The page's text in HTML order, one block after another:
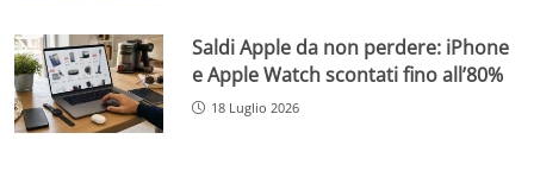
Saldi Apple da non perdere: iPhone
e Apple Watch scontati fino all’80%
18 Luglio 2026